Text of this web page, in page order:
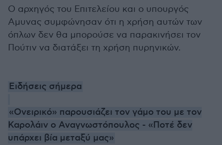
Ο αρχηγός του Επιτελείου και ο υπουργός
Αμυνας συμφώνησαν ότι η χρήση αυτών των
όπλων δεν θα μπορούσε να παρακινήσει τον
Πούτιν να διατάξει τη χρήση πυρηνικών.
Ειδήσεις σήμερα
«Ονειρικό» παρουσιάζει τον γάμο του με τον
Καρολάιν ο Αναγνωστόπουλος - «Ποτέ δεν
υπάρχει βία μεταξύ μας»